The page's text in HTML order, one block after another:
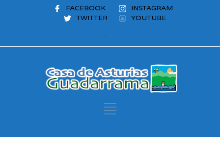
FACEBOOK
INSTAGRAM
TWITTER
YOUTUBE
.